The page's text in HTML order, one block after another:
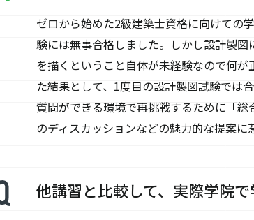
ゼロから始めた2級建築士資格に向けての
験には無事合格しました。しかし設計製
を描くということ自体が未経験なので何
た結果として、1度目の設計製図試験では
質問ができる環境で再挑戦するために「
のディスカッションなどの魅力的な提案に
他講習と比較して、実際学院